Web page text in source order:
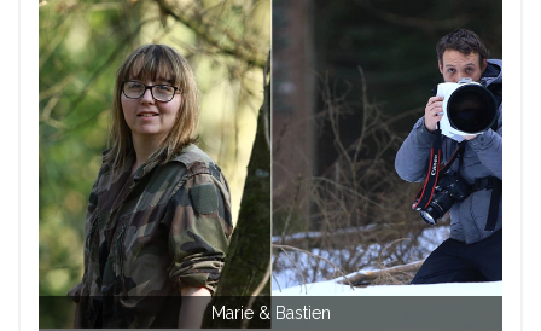
Marie & Bastien